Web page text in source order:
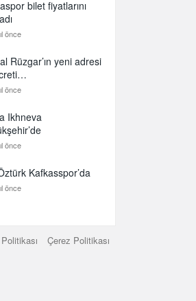
bilet fiyatlarını
önce
Rüzgar’ın yeni adresi
önce
Ikhneva
önce
Kafkasspor’da
önce
Çerez Politikası